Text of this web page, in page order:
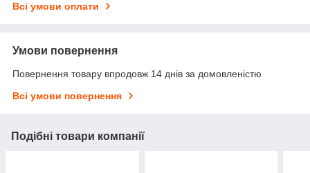
Всі умови оплати
Умови повернення
Повернення товару впродовж 14 днів за домовленістю
Всі умови повернення
Подібні товари компанії